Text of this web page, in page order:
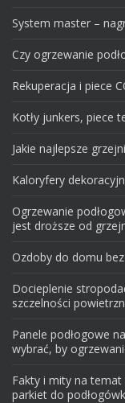
System master –
Czy ogrzewanie
Rekuperacja i piece
Kotły junkers, piece
Jakie najlepsze
Kaloryfery
Ogrzewanie
jest droższe od
Ozdoby do domu
Docieplenie
szczelności
Panele podłogowe
wybrać, by
Fakty i mity na temat
parkiet do